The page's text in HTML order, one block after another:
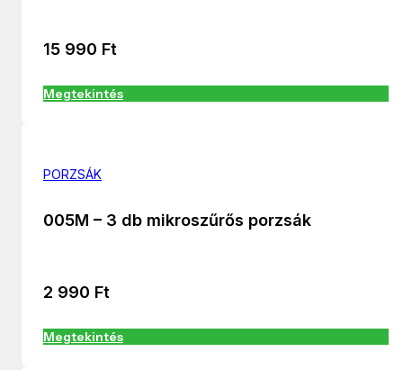
15 990 Ft
Megtekintés
PORZSÁK
005M – 3 db mikroszűrős porzsák
2 990 Ft
Megtekintés